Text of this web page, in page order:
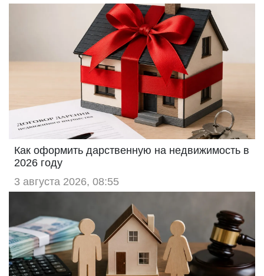
Как оформить дарственную на недвижимость в
2026 году
3 августа 2026, 08:55